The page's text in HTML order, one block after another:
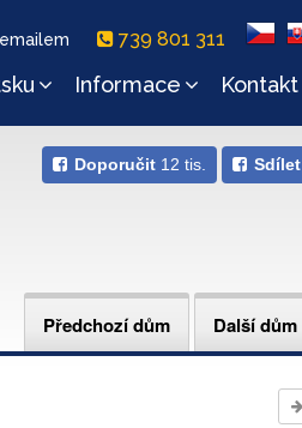
739 801 311
Informace Kontakt
Doporučit 12 tis. Sdílet
Předchozí dům Další dům